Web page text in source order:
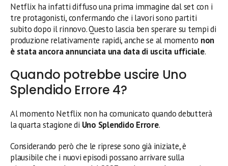
Netflix ha infatti diffuso una prima immagine dal set con i
tre protagonisti, confermando che i lavori sono partiti
subito dopo il rinnovo. Questo lascia ben sperare su tempi di
produzione relativamente rapidi, anche se al momento non
è stata ancora annunciata una data di uscita ufficiale.
Quando potrebbe uscire Uno
Splendido Errore 4?
Al momento Netflix non ha comunicato quando debutterà
la quarta stagione di Uno Splendido Errore.
Considerando però che le riprese sono già iniziate, è
plausibile che i nuovi episodi possano arrivare sulla